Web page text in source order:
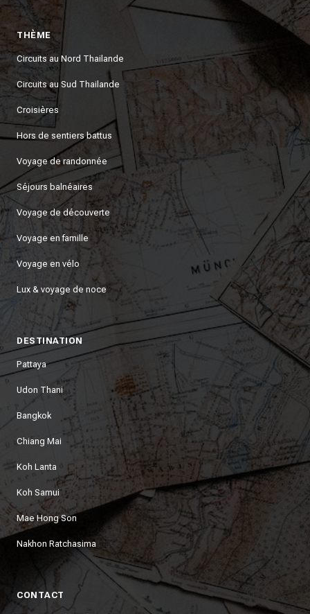
THÈME
Circuits au Nord Thailande
Circuits au Sud Thailande
Croisières
Hors de sentiers battus
Voyage de randonnée
Séjours balnéaires
Voyage de découverte
Voyage en famille
Voyage en vélo
Lux & voyage de noce
DESTINATION
Pattaya
Udon Thani
Bangkok
Chiang Mai
Koh Lanta
Koh Samui
Mae Hong Son
Nakhon Ratchasima
CONTACT